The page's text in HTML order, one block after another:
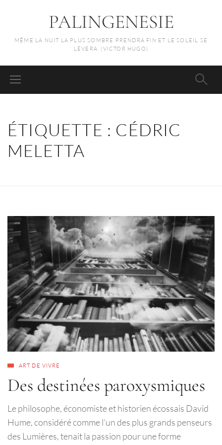
PALINGENESIE
MÊME LA NUIT LA PLUS SOMBRE PRENDRA FIN ET LE SOLEIL SE
LÈVERA. (VICTOR HUGO)
ÉTIQUETTE : CÉDRIC
MELETTA
ART DE VIVRE
Des destinées paroxysmiques
Le philosophe, économiste et historien écossais David
Hume, considéré comme l’un des plus grands penseurs
des Lumières, tenait la passion pour une forme